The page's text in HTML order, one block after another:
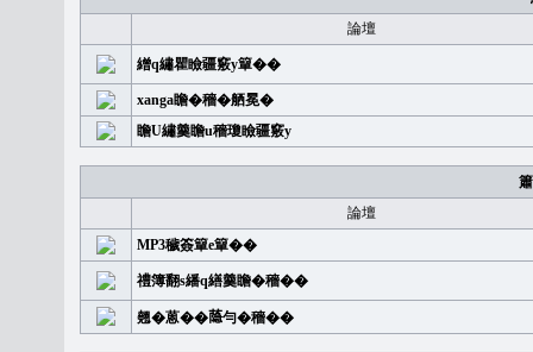
論壇
繒q繡瞿瞼疆竅y簞��
xanga瞻�穡�舾冕�
瞻U繡羹瞻u穡瓊瞼疆竅y
論壇
MP3穢簽簞e簞��
禮簿翻s繙q繕羹瞻�穡��
翹�蒽��𦻕勻�穡��